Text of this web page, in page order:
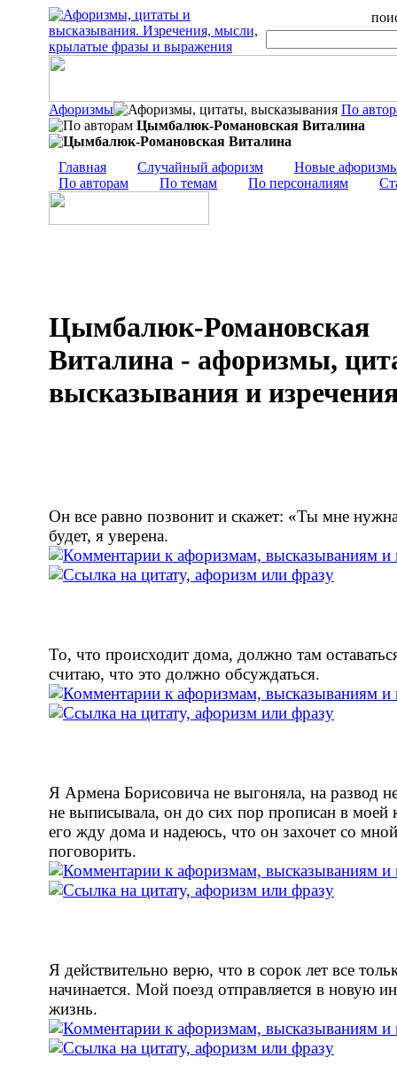
Афоризмы
По
Цымбалюк-Романовская Виталина
Главная Случайный афоризм
Новые
По авторам
По темам По персоналиям
Цымбалюк-Романовская
Виталина - афоризмы,
высказывания и
Он все равно позвонит и скажет: «Ты мне
будет, я уверена.
То, что происходит дома, должно там
считаю, что это должно обсуждаться.
Я Армена Борисовича не выгоняла, на развод
не выписывала, он до сих пор прописан в моей
его жду дома и надеюсь, что он захочет со мной
поговорить.
Я действительно верю, что в сорок лет все
начинается. Мой поезд отправляется в новую
жизнь.